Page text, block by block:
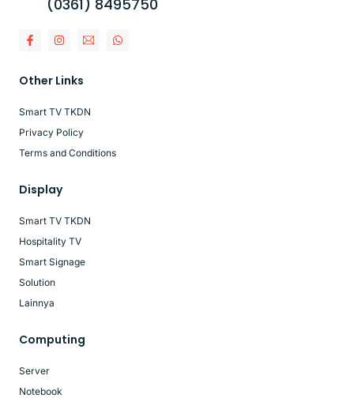
(0361) 8495750
Other Links
Smart TV TKDN
Privacy Policy
Terms and Conditions
Display
Smart TV TKDN
Hospitality TV
Smart Signage
Solution
Lainnya
Computing
Server
Notebook